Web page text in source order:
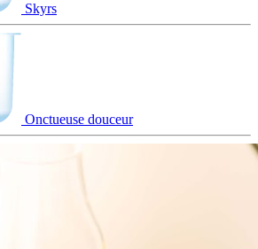
Skyrs
Onctueuse douceur